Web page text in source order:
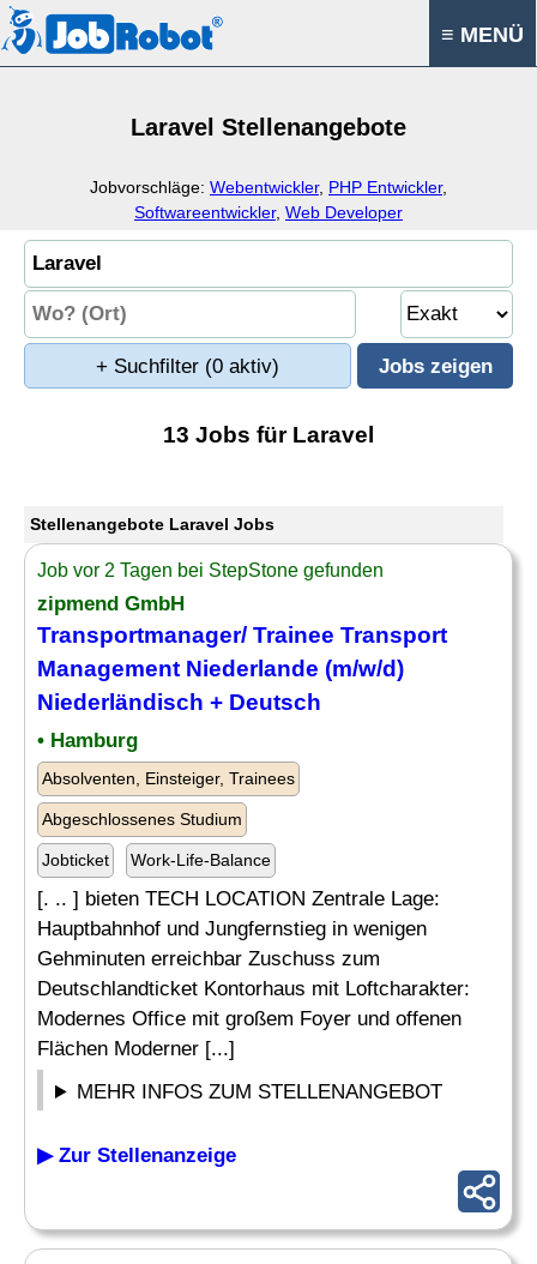
≡ MENÜ
Laravel Stellenangebote
Jobvorschläge: Webentwickler, PHP Entwickler,
Softwareentwickler, Web Developer
+ Suchfilter (0 aktiv)
13 Jobs für Laravel
Stellenangebote Laravel Jobs
Job vor 2 Tagen bei StepStone gefunden
zipmend GmbH
Transportmanager/ Trainee Transport
Management Niederlande (m/w/d)
Niederländisch + Deutsch
• Hamburg
Absolventen, Einsteiger, Trainees
Abgeschlossenes Studium
Jobticket Work-Life-Balance
[. .. ] bieten TECH LOCATION Zentrale Lage:
Hauptbahnhof und Jungfernstieg in wenigen
Gehminuten erreichbar Zuschuss zum
Deutschlandticket Kontorhaus mit Loftcharakter:
Modernes Office mit großem Foyer und offenen
Flächen Moderner [...]
MEHR INFOS ZUM STELLENANGEBOT
▶ Zur Stellenanzeige